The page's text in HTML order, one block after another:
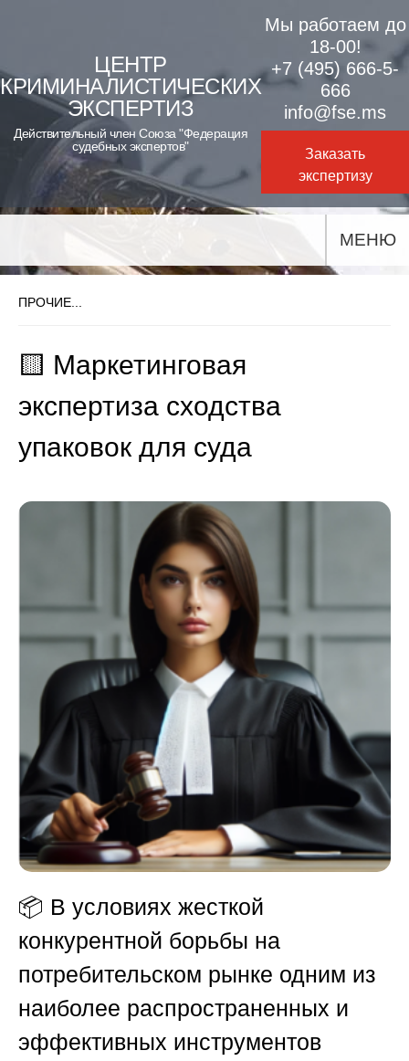
content
ЦЕНТР
КРИМИНАЛИСТИЧЕСКИХ
ЭКСПЕРТИЗ
Действительный член Союза "Федерация
судебных экспертов"
Мы работаем до
18-00!
+7 (495) 666-5-
666
info@fse.ms
Заказать
экспертизу
МЕНЮ
ПРОЧИЕ...
🟨 Маркетинговая
экспертиза сходства
упаковок для суда
📦 В условиях жесткой
конкурентной борьбы на
потребительском рынке одним из
наиболее распространенных и
эффективных инструментов